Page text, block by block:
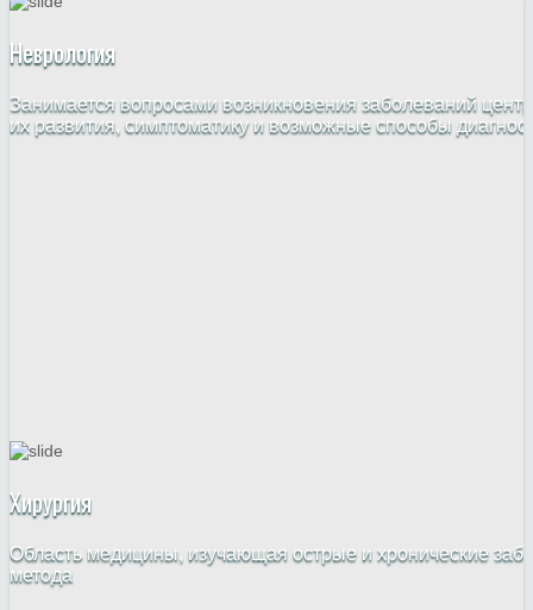
Неврология
Занимается вопросами возникновения заболеваний
их развития, симптоматику и возможные способы
Хирургия
Область медицины, изучающая острые и хронические
метода